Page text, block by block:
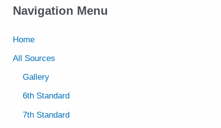
Navigation Menu
Home
All Sources
Gallery
6th Standard
7th Standard